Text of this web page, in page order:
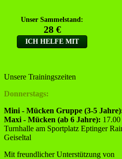
Unsere Trainingszeiten
Donnerstags:
Mini - Mücken Gruppe (3-5
Maxi - Mücken (ab 6 Jahre):
Turnhalle am Sportplatz Eptinger
Geiseltal
Mit freundlicher Unterstützung von